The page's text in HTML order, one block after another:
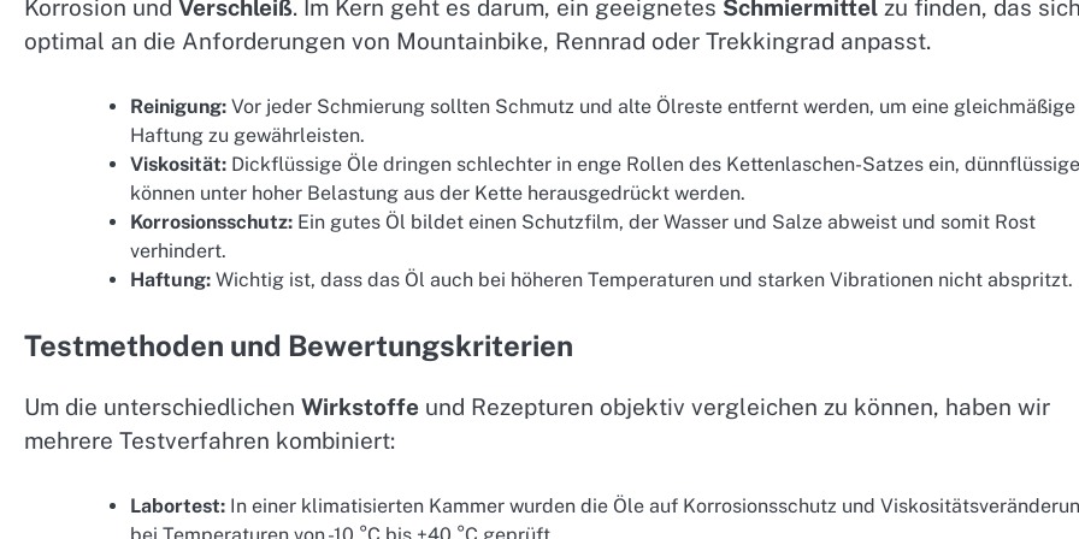
Korrosion und Verschleiß. Im Kern geht es darum, ein geeignetes Schmiermittel zu finden, das
optimal an die Anforderungen von Mountainbike, Rennrad oder Trekkingrad anpasst.
Reinigung: Vor jeder Schmierung sollten Schmutz und alte Ölreste entfernt werden, um eine gleichmäßige
Haftung zu gewährleisten.
Viskosität: Dickflüssige Öle dringen schlechter in enge Rollen des Kettenlaschen-Satzes ein, dünnflüssige
können unter hoher Belastung aus der Kette herausgedrückt werden.
Korrosionsschutz: Ein gutes Öl bildet einen Schutzfilm, der Wasser und Salze abweist und somit Rost
verhindert.
Haftung: Wichtig ist, dass das Öl auch bei höheren Temperaturen und starken Vibrationen nicht abspritzt.
Testmethoden und Bewertungskriterien
Um die unterschiedlichen Wirkstoffe und Rezepturen objektiv vergleichen zu können, haben wir
mehrere Testverfahren kombiniert:
Labortest: In einer klimatisierten Kammer wurden die Öle auf Korrosionsschutz und
bei Temperaturen von -10 °C bis +40 °C geprüft.